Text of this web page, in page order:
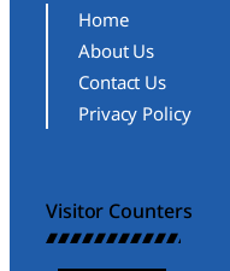
Home
About Us
Contact Us
Privacy Policy
Visitor Counters